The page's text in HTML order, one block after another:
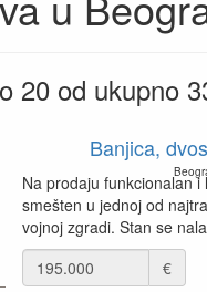
20 od ukupno
Banjica,
Na prodaju funkcionalan
smešten u jednoj od
vojnoj zgradi. Stan se
€